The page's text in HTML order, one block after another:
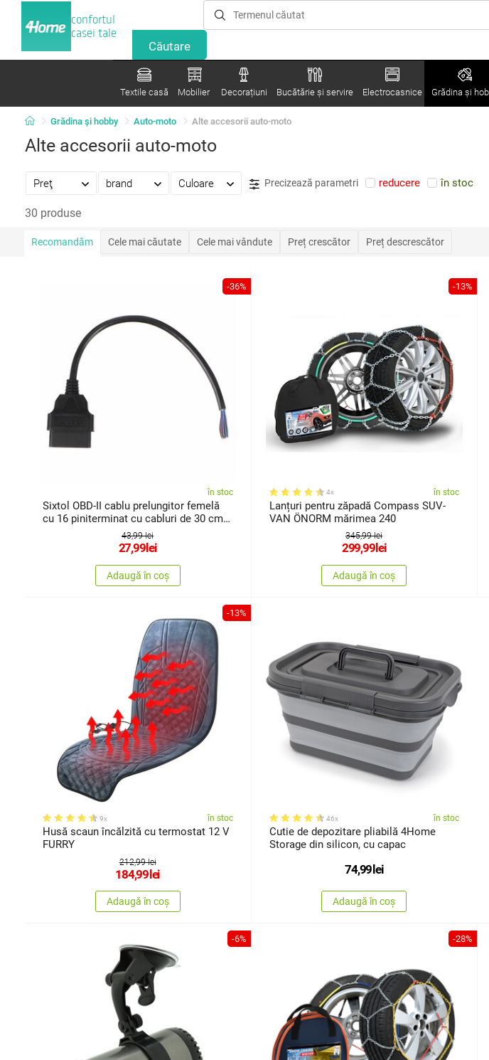
confortul
casei tale
Textile casă Mobilier Decorațiuni Bucătărie și servire Electrocasnice Grădina şi
Grădina şi hobby Auto-moto Alte accesorii auto-moto
Alte accesorii auto-moto
Preţ brand Culoare Precizează parametri reducere în stoc
30 produse
Recomandăm Cele mai căutate Cele mai vândute Preț crescător Preț descrescător
-36%
în stoc
Sixtol OBD-II cablu prelungitor femelă
cu 16 piniterminat cu cabluri de 30 cm
MECHANIC CABLE 27
43,99 lei
27,99 lei
Adaugă în coș
-13%
4x în stoc
Lanțuri pentru zăpadă Compass SUV-
VAN ÖNORM mărimea 240
345,99 lei
299,99 lei
Adaugă în coș
-13%
9x în stoc
Husă scaun încălzită cu termostat 12 V
FURRY
212,99 lei
184,99lei
Adaugă în coș
46x în stoc
Cutie de depozitare pliabilă 4Home
Storage din silicon, cu capac
74,99lei
Adaugă în coș
-6% -28%